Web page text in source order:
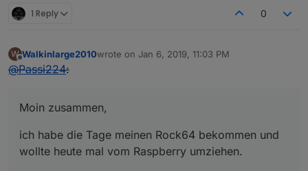
1 Reply 0
W
Offline
Walkinlarge2010wrote on Jan 6, 2019, 11:03 PM
last edited by
@Passi224:
Moin zusammen,
ich habe die Tage meinen Rock64 bekommen und
wollte heute mal vom Raspberry umziehen.